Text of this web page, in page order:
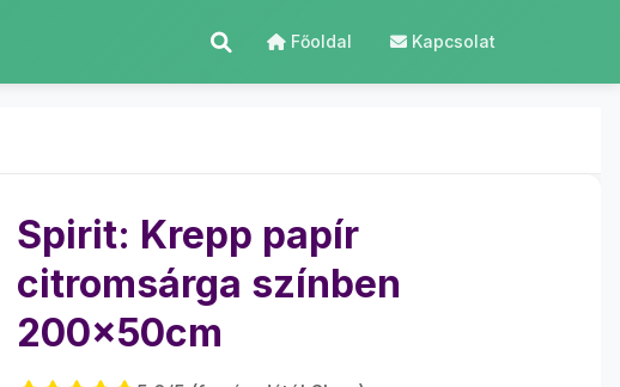
Főoldal Kapcsolat
Spirit: Krepp papír
citromsárga színben
200x50cm